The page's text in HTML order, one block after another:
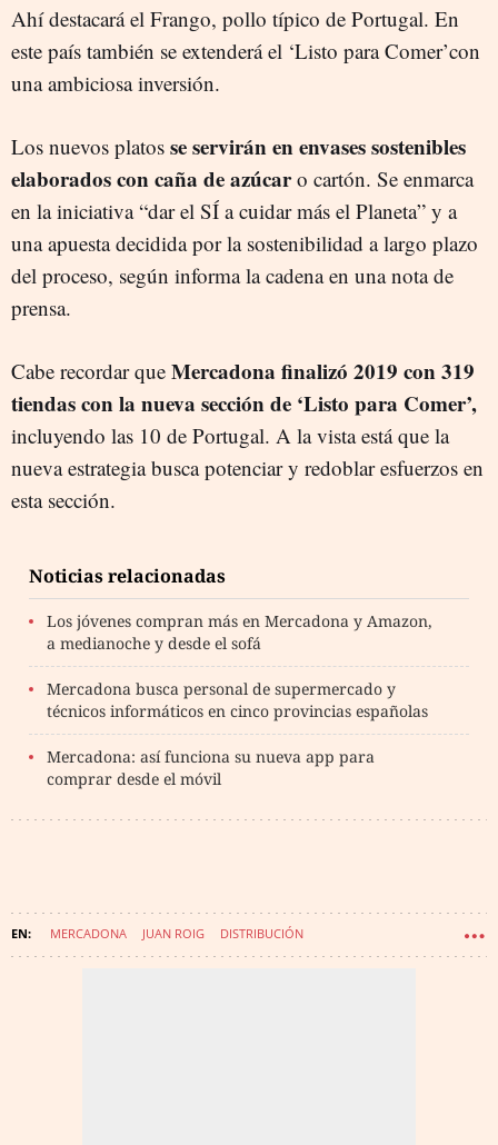
Ahí destacará el Frango, pollo típico de Portugal. En
este país también se extenderá el ‘Listo para Comer’con
una ambiciosa inversión.
Los nuevos platos se servirán en envases sostenibles
elaborados con caña de azúcaro cartón. Se enmarca
en la iniciativa “dar el SÍ a cuidar más el Planeta” y a
una apuesta decidida por la sostenibilidad a largo plazo
del proceso, según informa la cadena en una nota de
prensa.
Cabe recordar que Mercadona finalizó 2019 con 319
tiendas con la nueva sección de ‘Listo para Comer’,
incluyendo las 10 de Portugal. A la vista está que la
nueva estrategia busca potenciar y redoblar esfuerzos en
esta sección.
Noticias relacionadas
Los jóvenes compran más en Mercadona y Amazon,
a medianoche y desde el sofá
Mercadona busca personal de supermercado y
técnicos informáticos en cinco provincias españolas
Mercadona: así funciona su nueva app para
comprar desde el móvil
MERCADONA JUAN ROIG DISTRIBUCIÓN